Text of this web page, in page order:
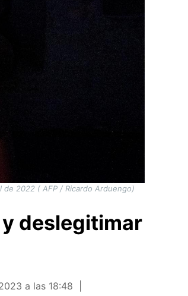
2022 ( AFP / Ricardo Arduengo)
deslegitimar
a las 18:48